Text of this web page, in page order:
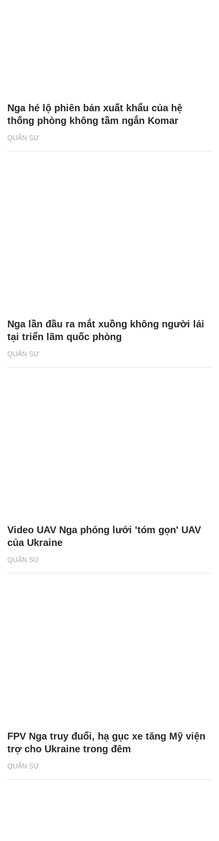
QUÂN SỰ
Nga hé lộ phiên bản xuất khẩu của hệ
thống phòng không tầm ngắn Komar
QUÂN SỰ
Nga lần đầu ra mắt xuồng không người lái
tại triển lãm quốc phòng
QUÂN SỰ
Video UAV Nga phóng lưới 'tóm gọn' UAV
của Ukraine
QUÂN SỰ
FPV Nga truy đuổi, hạ gục xe tăng Mỹ viện
trợ cho Ukraine trong đêm